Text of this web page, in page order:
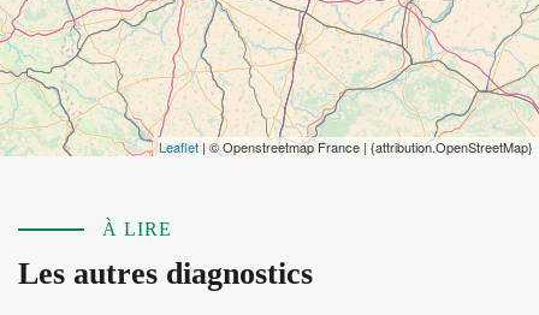
Leaflet| © Openstreetmap France | {attribution.OpenStreetMap}
À LIRE
Les autres diagnostics